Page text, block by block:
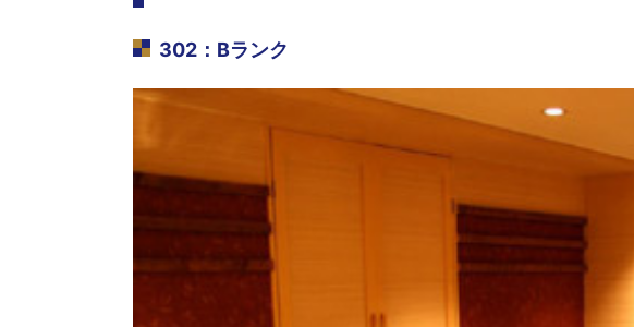
302 ： Bランク